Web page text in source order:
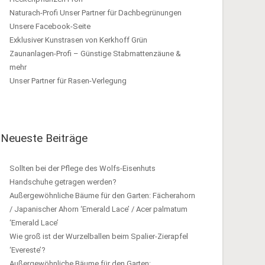
Naturach-Profi Unser Partner für Dachbegrünungen
Unsere Facebook-Seite
Exklusiver Kunstrasen von Kerkhoff Grün
Zaunanlagen-Profi – Günstige Stabmattenzäune &
mehr
Unser Partner für Rasen-Verlegung
Neueste Beiträge
Sollten bei der Pflege des Wolfs-Eisenhuts
Handschuhe getragen werden?
Außergewöhnliche Bäume für den Garten: Fächerahorn
/ Japanischer Ahorn ‘Emerald Lace’ / Acer palmatum
‘Emerald Lace’
Wie groß ist der Wurzelballen beim Spalier-Zierapfel
‘Evereste’?